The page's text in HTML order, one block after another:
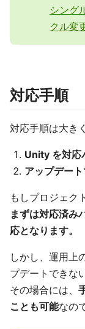
シング
クル変
対応手順
対応手順は大き
Unity を対応
アップデー
もしプロジェク
まずは対応済み
応となります。
しかし、運用上
プデートできな
その場合には、
ことも可能なの